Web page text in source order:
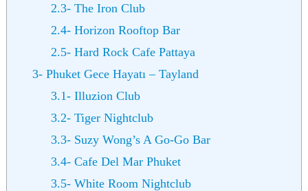
2.3- The Iron Club
2.4- Horizon Rooftop Bar
2.5- Hard Rock Cafe Pattaya
3- Phuket Gece Hayatı – Tayland
3.1- Illuzion Club
3.2- Tiger Nightclub
3.3- Suzy Wong’s A Go-Go Bar
3.4- Cafe Del Mar Phuket
3.5- White Room Nightclub